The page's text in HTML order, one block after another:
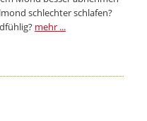
schlechter schlafen?
mehr ...